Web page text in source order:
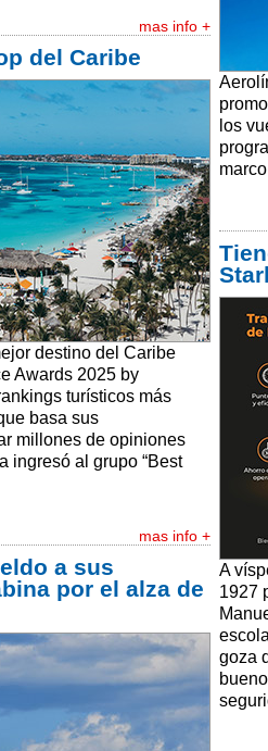
mas info +
del Caribe
destino del Caribe
Awards 2025 by
turísticos más
basa sus
millones de opiniones
ingresó al grupo “Best
mas info +
a sus
por el alza de
los
A
1927
goza